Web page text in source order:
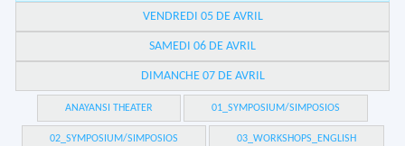
VENDREDI 05 DE AVRIL
SAMEDI 06 DE AVRIL
DIMANCHE 07 DE AVRIL
ANAYANSI THEATER 01_SYMPOSIUM/SIMPOSIOS
02_SYMPOSIUM/SIMPOSIOS 03_WORKSHOPS_ENGLISH